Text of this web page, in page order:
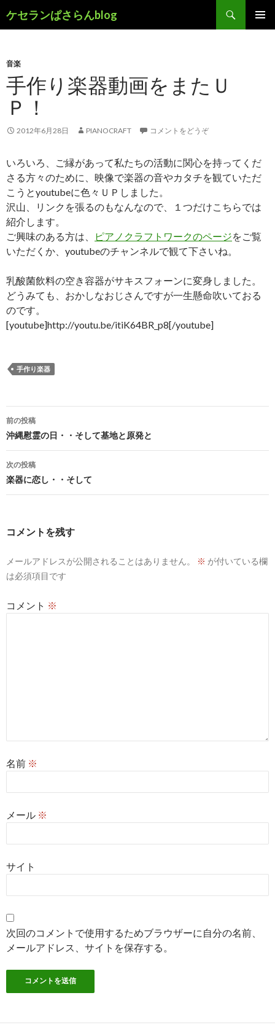
ケセランぱさらんblog
索
ン
ツ
へ
移
動
音楽
手作り楽器動画をまたＵ
Ｐ！
2012年6月28日 PIANOCRAFT コメントをどうぞ
いろいろ、ご縁があって私たちの活動に関心を持ってくだ
さる方々のために、映像で楽器の音やカタチを観ていただ
こうとyoutubeに色々ＵＰしました。
沢山、リンクを張るのもなんなので、１つだけこちらでは
紹介します。
ご興味のある方は、
ピアノクラフトワークのページをご覧
いただくか、youtubeのチャンネルで観て下さいね。
乳酸菌飲料の空き容器がサキスフォーンに変身しました。
どうみても、おかしなおじさんですが一生懸命吹いておる
のです。
[youtube]http://youtu.be/itiK64BR_p8[/youtube]
手作り楽器
投
稿
ナ
ビ
ゲ
ョ
前の投稿
沖縄慰霊の日・・そして基地と原発と
次の投稿
楽器に恋し・・そして
コメントを残す
メールアドレスが公開されることはありません。 ※ が付いている欄
は必須項目です
コメント ※
名前 ※
メール ※
サイト
次回のコメントで使用するためブラウザーに自分の名前、
メールアドレス、サイトを保存する。